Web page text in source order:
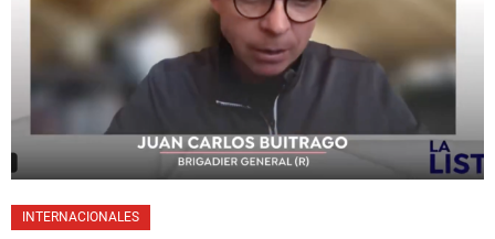
INTERNACIONALES